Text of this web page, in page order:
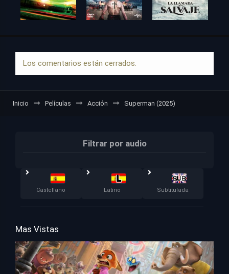
Los comentarios están cerrados.
Inicio Películas Acción Superman (2025)
Filtrar por audio
Castellano Latino Subtitulada
Mas Vistas